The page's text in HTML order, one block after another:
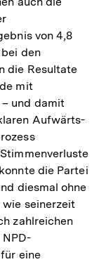
von 4,8
den
die Resultate
mit
und damit
Aufwärts-
die Partei
diesmal ohne
seinerzeit
zahlreichen
NPD-
eine